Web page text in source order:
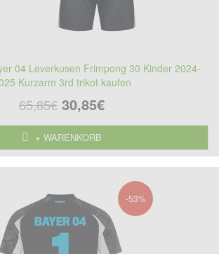
04 Leverkusen Frimpong 30 Kinder 2024-
Kurzarm 3rd trikot kaufen
65,85€ 30,85€
+ WARENKORB
-53%